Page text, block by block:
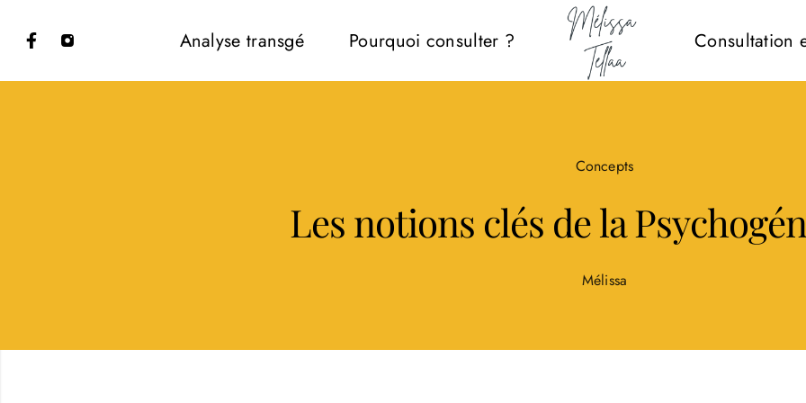
Analyse transgé Pourquoi consulter ? Consultation
Concepts
Les notions clés de la
Mélissa